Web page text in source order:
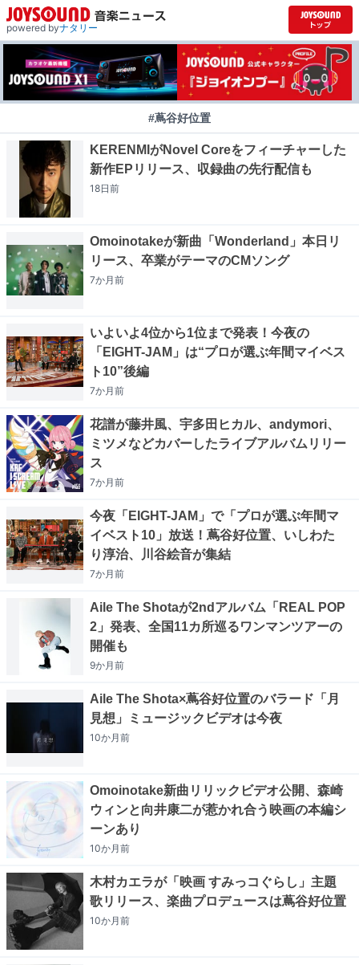
powered byナタリー
#蔦谷好位置
KERENMIがNovel Coreをフィーチャーした
新作EPリリース、収録曲の先行配信も
18日前
Omoinotakeが新曲「Wonderland」本日リ
リース、卒業がテーマのCMソング
7か月前
いよいよ4位から1位まで発表！今夜の
「EIGHT-JAM」は“プロが選ぶ年間マイベス
ト10”後編
7か月前
花譜が藤井風、宇多田ヒカル、andymori、
ミツメなどカバーしたライブアルバムリリー
ス
7か月前
今夜「EIGHT-JAM」で「プロが選ぶ年間マ
イベスト10」放送！蔦谷好位置、いしわた
り淳治、川谷絵音が集結
7か月前
Aile The Shotaが2ndアルバム「REAL POP
2」発表、全国11カ所巡るワンマンツアーの
開催も
9か月前
Aile The Shota×蔦谷好位置のバラード「月
見想」ミュージックビデオは今夜
10か月前
Omoinotake新曲リリックビデオ公開、森崎
ウィンと向井康二が惹かれ合う映画の本編シ
ーンあり
10か月前
木村カエラが「映画 すみっコぐらし」主題
歌リリース、楽曲プロデュースは蔦谷好位置
10か月前